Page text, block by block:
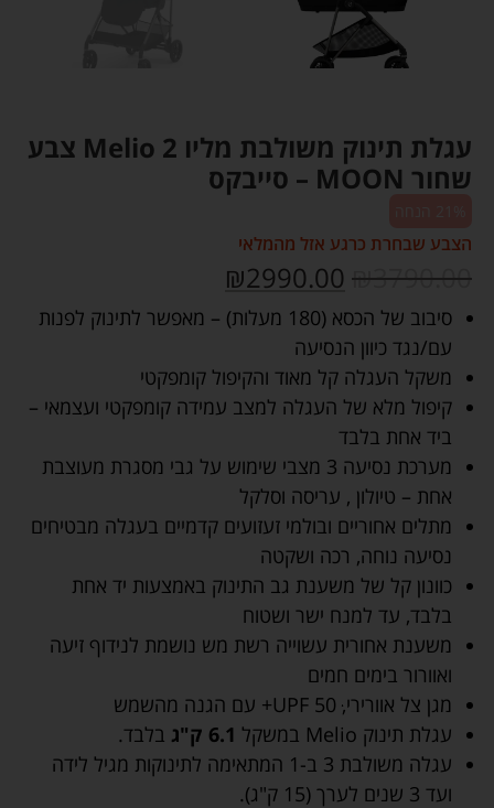
עגלת תינוק משולבת מליו 2 Melio צבע
שחור MOON – סייבקס
הצבע שבחרת כרגע אזל מהמלאי
₪3790.00
₪2990.00
סיבוב של הכסא (180 מעלות) – מאפשר לתינוק לפנות
עם/נגד כיוון הנסיעה
משקל העגלה קל מאוד והקיפול קומפקטי
קיפול מלא של העגלה למצב עמידה קומפקטי ועצמאי –
ביד אחת בלבד
מערכת נסיעה 3 מצבי שימוש על גבי מסגרת מעוצבת
אחת – טיולון , עריסה וסלקל
מתלים אחוריים ובולמי זעזועים קדמיים בעגלה מבטיחים
נסיעה נוחה, רכה ושקטה
כוונון קל של משענת גב התינוק באמצעות יד אחת
בלבד, עד למנח ישר ושטוח
משענת אחורית עשוייה רשת מש נושמת לנידוף זיעה
ואוורור בימים חמים
מגן צל אוורירי, UPF 50ּּּ+ עם הגנה מהשמש
עגלת תינוק Melio במשקל
6.1 ק"ג
בלבד.
עגלה משולבת 3 ב-1 המתאימה לתינוקות מגיל לידה
ועד 3 שנים לערך (15 ק"ג).